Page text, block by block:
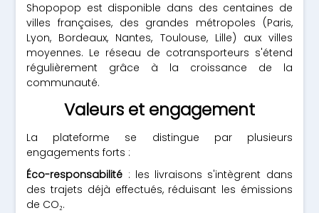
Shopopop est disponible dans des centaines de
villes françaises, des grandes métropoles (Paris,
Lyon, Bordeaux, Nantes, Toulouse, Lille) aux villes
moyennes. Le réseau de cotransporteurs s'étend
régulièrement grâce à la croissance de la
communauté.
Valeurs et engagement
La plateforme se distingue par plusieurs
engagements forts :
Éco-responsabilité : les livraisons s'intègrent dans
des trajets déjà effectués, réduisant les émissions
de CO₂.